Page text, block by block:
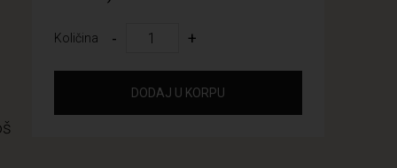
Količina - +
DODAJ U KORPU